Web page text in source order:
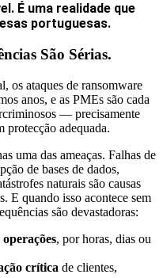
É uma realidade que
portuguesas.
São Sérias.
os ataques de ransomware
anos, e as PMEs são cada
— precisamente
protecção adequada.
uma das ameaças. Falhas de
de bases de dados,
naturais são causas
E quando isso acontece sem
são devastadoras:
, por horas, dias ou
crítica de clientes,